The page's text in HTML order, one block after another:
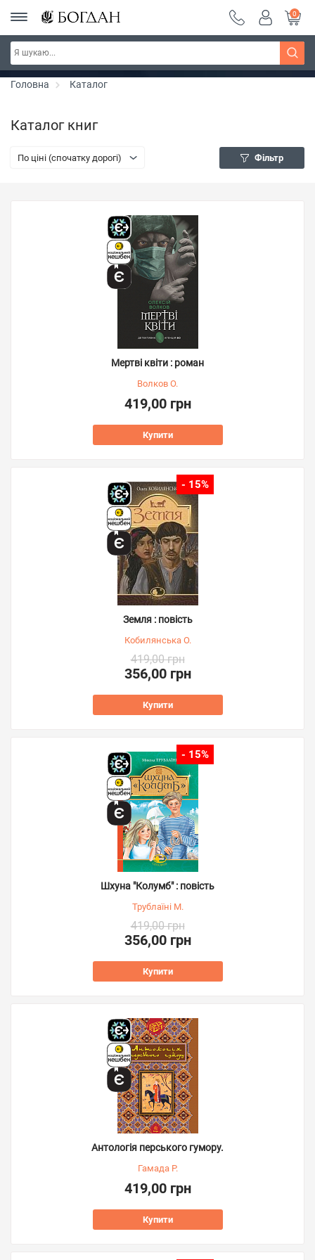
РОЗПРОДАЖ ~ 150 грн ~ 200 грн ~ 250 грн ~
300 грн ~ РОЗПРОДАЖ
Дізнатись більше
0
Головна Каталог
Каталог книг
По ціні (спочатку дорогі) Фільтр
Мертві квіти : роман
Волков О.
419,00 грн
Купити
- 15%
Земля : повість
Кобилянська О.
419,00 грн
356,00 грн
Купити
- 15%
Шхуна "Колумб" : повість
Трублаїні М.
419,00 грн
356,00 грн
Купити
Антологія перського гумору.
Гамада Р.
419,00 грн
Купити